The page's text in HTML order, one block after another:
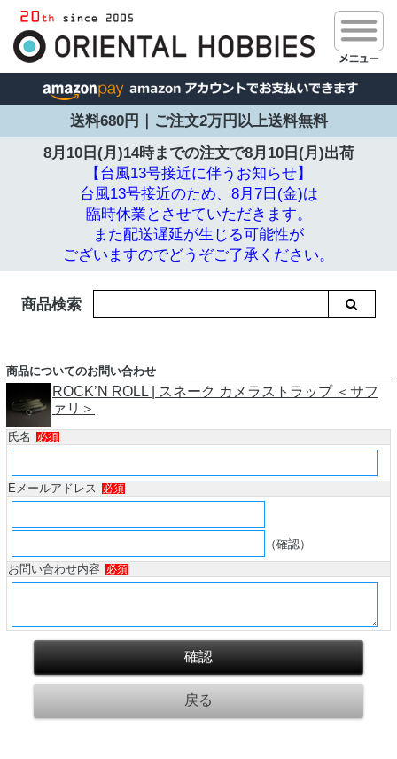
送料680円｜ご注文2万円以上送料無料
8月10日(月)14時までの注文で8月10日(月)出荷
【台風13号接近に伴うお知らせ】
台風13号接近のため、8月7日(金)は
臨時休業とさせていただきます。
また配送遅延が生じる可能性が
ございますのでどうぞご了承ください。
商品検索
商品についてのお問い合わせ
ROCK’N ROLL | スネーク カメラストラップ ＜サフ
ァリ＞
氏名 必須
Eメールアドレス 必須
（確認）
お問い合わせ内容
必須